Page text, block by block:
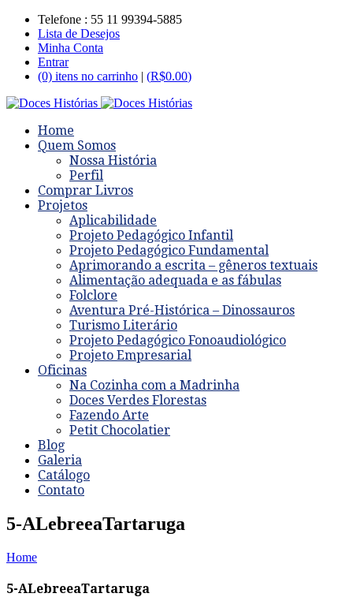
Telefone : 55 11 99394-5885
Lista de Desejos
Minha Conta
Entrar
(0) itens no carrinho | (R$0.00)
Home
Quem Somos
Nossa História
Perfil
Comprar Livros
Projetos
Aplicabilidade
Projeto Pedagógico Infantil
Projeto Pedagógico Fundamental
Aprimorando a escrita – gêneros textuais
Alimentação adequada e as fábulas
Folclore
Aventura Pré-Histórica – Dinossauros
Turismo Literário
Projeto Pedagógico Fonoaudiológico
Projeto Empresarial
Oficinas
Na Cozinha com a Madrinha
Doces Verdes Florestas
Fazendo Arte
Petit Chocolatier
Blog
Galeria
Catálogo
Contato
5-ALebreeaTartaruga
Home
5-ALebreeaTartaruga